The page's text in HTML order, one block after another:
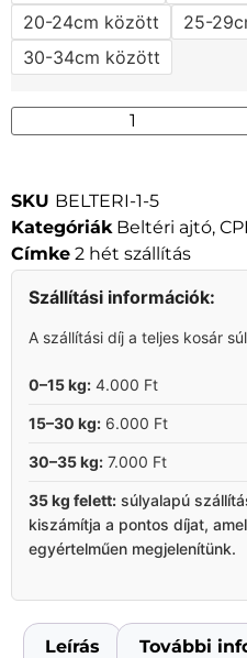
20-24cm között
25-
30-34cm között
SKU BELTERI-1-5
Kategóriák Beltéri ajtó,
Címke 2 hét szállítás
Szállítási információk:
A szállítási díj a teljes kosár
0–15 kg: 4.000 Ft
15–30 kg: 6.000 Ft
30–35 kg: 7.000 Ft
35 kg felett: súlyalapú
kiszámítja a pontos díjat,
egyértelműen megjelenítünk.
Leírás További